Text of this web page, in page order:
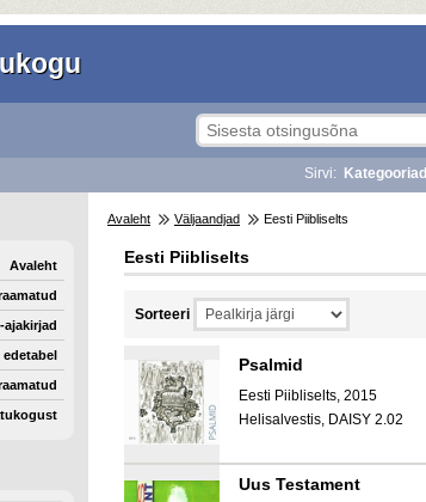
Sirvi: Kategooriad
Avaleht
ajakirjad
Avaleht Väljaandjad Eesti Piibliselts
Eesti Piibliselts
Sorteeri
Psalmid
Eesti Piibliselts, 2015
Helisalvestis, DAISY 2.02
Uus Testament